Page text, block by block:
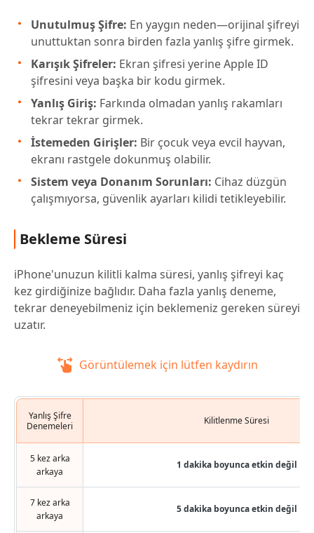
Unutulmuş Şifre: En yaygın neden—orijinal şifreyi
unuttuktan sonra birden fazla yanlış şifre girmek.
Karışık Şifreler: Ekran şifresi yerine Apple ID
şifresini veya başka bir kodu girmek.
Yanlış Giriş: Farkında olmadan yanlış rakamları
tekrar tekrar girmek.
İstemeden Girişler: Bir çocuk veya evcil hayvan,
ekranı rastgele dokunmuş olabilir.
Sistem veya Donanım Sorunları: Cihaz düzgün
çalışmıyorsa, güvenlik ayarları kilidi tetikleyebilir.
Bekleme Süresi
iPhone'unuzun kilitli kalma süresi, yanlış şifreyi kaç
kez girdiğinize bağlıdır. Daha fazla yanlış deneme,
tekrar deneyebilmeniz için beklemeniz gereken süreyi
uzatır.
Görüntülemek için lütfen kaydırın
Yanlış Şifre
Denemeleri
Kilitlenme Süresi
5 kez arka
arkaya
1 dakika boyunca etkin değil
7 kez arka
arkaya
5 dakika boyunca etkin değil